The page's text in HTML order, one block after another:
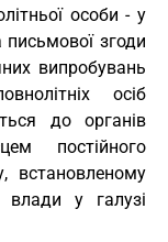
особи - у
письмової згоди
випробувань
осіб
до органів
постійного
встановленому
влади у галузі